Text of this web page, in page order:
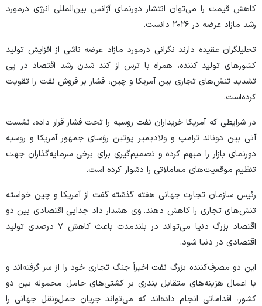
کاهش قیمت را می‌توان انتشار دورنمای آژانس بین‌المللی انرژی درمورد
رشد مازاد عرضه در ۲۰۲۶ دانست.
تحلیلگران عقیده دارند نگرانی درمورد مازاد عرضه ناشی از افزایش تولید
کشور‌های تولید کننده، همراه با ترس از کند شدن رشد اقتصاد در پی
تشدید تنش‌های تجاری بین آمریکا و چین، فشار بر فروش نفت را تقویت
کرده‌است.
در شرایطی که آمریکا خریداران نفت روسیه را تحت فشار قرار داده، نشست
آتی بین دونالد ترامپ و ولادیمیر پوتین رؤسای جمهور آمریکا و روسیه
دورنمای بازار را مبهم کرده و تصمیم‌گیری برای برخی سرمایه‌گذاران جهت
تنظیم موقعیت‌های معاملاتی را دشوار کرده است.
رئیس سازمان تجارت جهانی هفته گذشته گفت از آمریکا و چین خواسته
تنش‌های تجاری را کاهش دهند. وی هشدار داد جدایی اقتصادی بین دو
اقتصاد بزرگ دنیا می‌تواند در بلندمدت باعث کاهش ۷ درصدی تولید
اقتصادی در دنیا شود.
این دو مصرف‌کننده بزرگ نفت اخیراً جنگ تجاری خود را از سر گرفته‌اند و
با اعمال هزینه‌های متقابل بندری بر کشتی‌های حامل محموله بین دو
کشور، اقداماتی انجام داده‌اند که می‌تواند جریان حمل‌ونقل جهانی را